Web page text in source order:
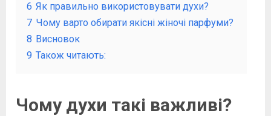
6 Як правильно використовувати духи?
7 Чому варто обирати якісні жіночі парфуми?
8 Висновок
9 Також читають:
Чому духи такі важливі?